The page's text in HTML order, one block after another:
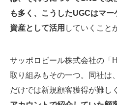
も多く、こうしたUGCはマ
資産として活用 していくこと
サッポロビール株式会社の「
取り組みもその一つ。同社は
だけでは新規顧客獲得が難し